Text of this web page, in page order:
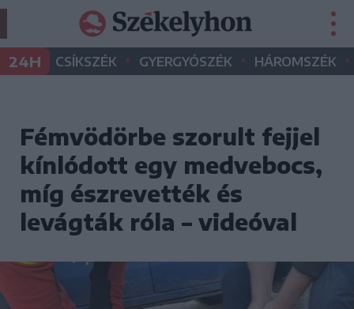
24H CSÍKSZÉK • GYERGYÓSZÉK • HÁROMSZÉK •
Fémvödörbe szorult fejjel
kínlódott egy medvebocs,
míg észrevették és
levágták róla – videóval